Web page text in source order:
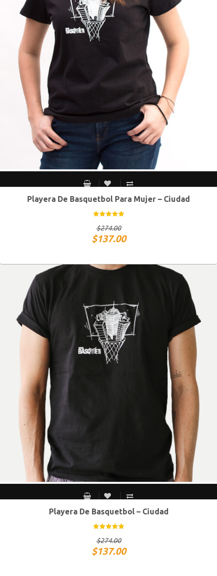
CH M G XG
Playera De Basquetbol Para Mujer – Ciudad
$274.00
$137.00
CH M G XG
Playera De Basquetbol – Ciudad
$274.00
$137.00